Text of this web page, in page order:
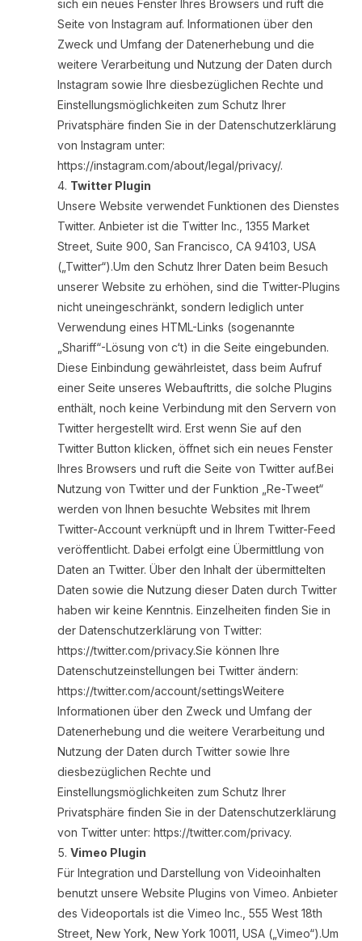
sich ein neues Fenster Ihres Browsers und ruft die
Seite von Instagram auf. ‌Informationen über den
Zweck und Umfang der Datenerhebung und die
weitere Verarbeitung und Nutzung der Daten durch
Instagram sowie Ihre diesbezüglichen Rechte und
Einstellungsmöglichkeiten zum Schutz Ihrer
Privatsphäre finden Sie in der Datenschutzerklärung
von Instagram unter:
https://instagram.com/about/legal/privacy/.
Twitter Plugin
Unsere Website verwendet Funktionen des Dienstes
Twitter. Anbieter ist die Twitter Inc., 1355 Market
Street, Suite 900, San Francisco, CA 94103, USA
(„Twitter“).Um den Schutz Ihrer Daten beim Besuch
unserer Website zu erhöhen, sind die Twitter-Plugins
nicht uneingeschränkt, sondern lediglich unter
Verwendung eines HTML-Links (sogenannte
„Shariff“-Lösung von c‘t) in die Seite eingebunden.
Diese Einbindung gewährleistet, dass beim Aufruf
einer Seite unseres Webauftritts, die solche Plugins
enthält, noch keine Verbindung mit den Servern von
Twitter hergestellt wird. Erst wenn Sie auf den
Twitter Button klicken, öffnet sich ein neues Fenster
Ihres Browsers und ruft die Seite von Twitter auf.Bei
Nutzung von Twitter und der Funktion „Re-Tweet“
werden von Ihnen besuchte Websites mit Ihrem
Twitter-Account verknüpft und in Ihrem Twitter-Feed
veröffentlicht. Dabei erfolgt eine Übermittlung von
Daten an Twitter. Über den Inhalt der übermittelten
Daten sowie die Nutzung dieser Daten durch Twitter
haben wir keine Kenntnis. Einzelheiten finden Sie in
der Datenschutzerklärung von Twitter:
https://twitter.com/privacy.Sie können Ihre
Datenschutzeinstellungen bei Twitter ändern:
https://twitter.com/account/settings‌Weitere
Informationen über den Zweck und Umfang der
Datenerhebung und die weitere Verarbeitung und
Nutzung der Daten durch Twitter sowie Ihre
diesbezüglichen Rechte und
Einstellungsmöglichkeiten zum Schutz Ihrer
Privatsphäre finden Sie in der Datenschutzerklärung
von Twitter unter: https://twitter.com/privacy.
Vimeo Plugin
Für Integration und Darstellung von Videoinhalten
benutzt unsere Website Plugins von Vimeo. Anbieter
des Videoportals ist die Vimeo Inc., 555 West 18th
Street, New York, New York 10011, USA („Vimeo“).Um